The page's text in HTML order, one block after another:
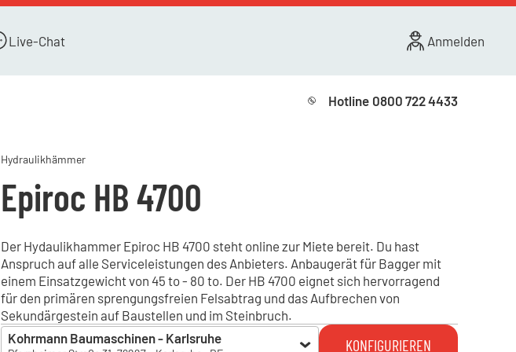
Live-Chat Anmelden
Hotline 0800 722 4433
Hydraulikhämmer
Epiroc HB 4700
Der Hydaulikhammer Epiroc HB 4700 steht online zur Miete bereit. Du hast
Anspruch auf alle Serviceleistungen des Anbieters. Anbaugerät für Bagger mit
einem Einsatzgewicht von 45 to - 80 to. Der HB 4700 eignet sich hervorragend
für den primären sprengungsfreien Felsabtrag und das Aufbrechen von
Sekundärgestein auf Baustellen und im Steinbruch.
Kohrmann Baumaschinen - Karlsruhe
KONFIGURIEREN